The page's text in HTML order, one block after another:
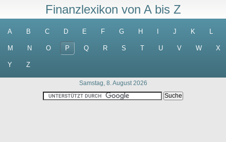
Finanzlexikon von A bis Z
A B C D E F G H J K L
M N O P Q R S T U V W X
Y Z
Samstag, 8. August 2026